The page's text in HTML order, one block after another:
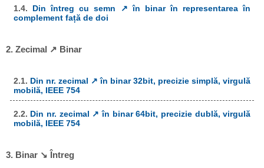
1.4. Din întreg cu semn ↗ în binar în representarea în
complement față de doi
2. Zecimal ↗ Binar
2.1. Din nr. zecimal ↗ în binar 32bit, precizie simplă, virgulă
mobilă, IEEE 754
2.2. Din nr. zecimal ↗ în binar 64bit, precizie dublă, virgulă
mobilă, IEEE 754
3. Binar ↘ Întreg